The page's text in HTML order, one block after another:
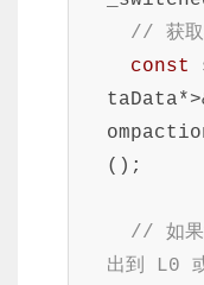
// 获取
const
();
// 如果
出到 L0